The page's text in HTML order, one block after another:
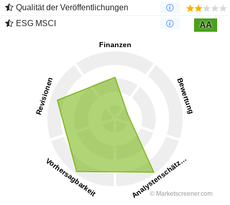
Qualität der Veröffentlichungen
ESG MSCI
AA